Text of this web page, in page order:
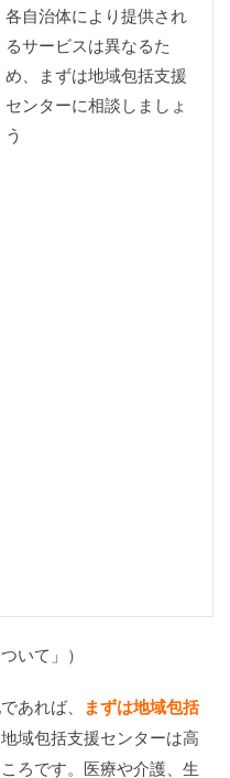
各自治体により提供され
るサービスは異なるた
め、まずは地域包括支援
センターに相談しましょ
う
いて」）
あれば、 まずは地域包括
地域包括支援センターは高
ろです。医療や介護、生